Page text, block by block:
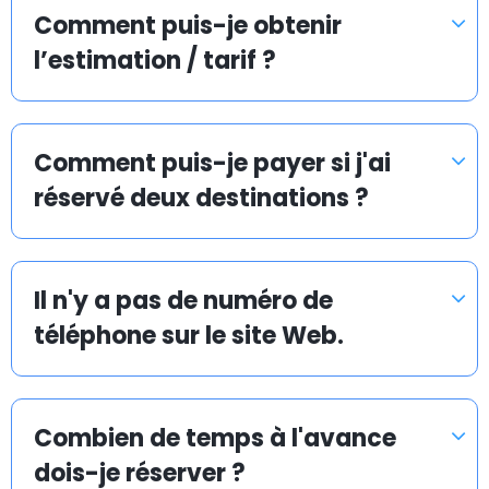
et rapide.
La mission d’Airport Taxis est de vous proposer une
navette d’aéroport en taxi abordable et efficace vers
et depuis tous les aéroports, ports de croisière et
gares ferroviaires.
Chez Airporttaxis.com, votre transfert en taxi coûte
35 % moins cher qu’un taxi normal pris sur place. Vous
pouvez aussi avoir la certitude que nous rendrons
votre transport en taxi vers un aéroport le plus
rapide, sûr et avantageux possible.
Comment puis-je obtenir
l’estimation / tarif ?
Comment puis-je payer si j'ai
réservé deux destinations ?
Il n'y a pas de numéro de
téléphone sur le site Web.
Combien de temps à l'avance
dois-je réserver ?